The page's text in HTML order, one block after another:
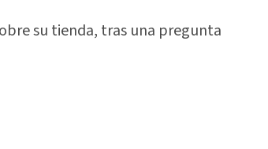
su tienda, tras una pregunta